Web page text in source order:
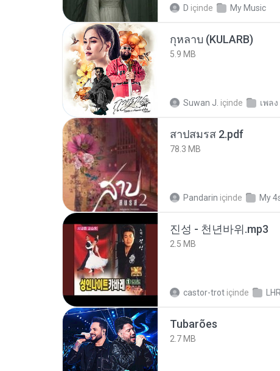
D içinde My Music
กุหลาบ (KULARB)
5.9 MB
Suwan J. içinde เพลง
สาปสมรส 2.pdf
78.3 MB
Pandarin içinde My
진성 - 천년바위.mp3
2.5 MB
castor-trot içinde LHR
Tubarões
2.7 MB